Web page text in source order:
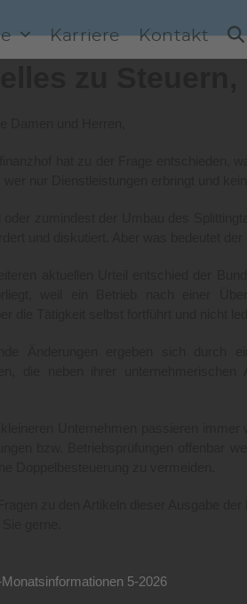
Karriere Kontakt
5-2026